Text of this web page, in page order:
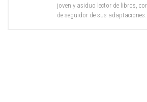
joven y asiduo lector de libros,
de seguidor de sus adaptaciones.